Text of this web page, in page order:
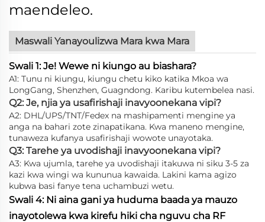
maendeleo.
Maswali Yanayoulizwa Mara kwa Mara
Swali 1: Je! Wewe ni kiungo au biashara?
A1: Tunu ni kiungu, kiungu chetu kiko katika Mkoa wa
LongGang, Shenzhen, Guagndong. Karibu kutembelea nasi.
Q2: Je, njia ya usafirishaji inavyoonekana vipi?
A2: DHL/UPS/TNT/Fedex na mashipamenti mengine ya
anga na bahari zote zinapatikana. Kwa maneno mengine,
tunaweza kufanya usafirishaji wowote unayotaka.
Q3: Tarehe ya uvodishaji inavyoonekana vipi?
A3: Kwa ujumla, tarehe ya uvodishaji itakuwa ni siku 3-5 za
kazi kwa wingi wa kununua kawaida. Lakini kama agizo
kubwa basi fanye tena uchambuzi wetu.
Swali 4: Ni aina gani ya huduma baada ya mauzo
inayotolewa kwa kirefu hiki cha nguvu cha RF